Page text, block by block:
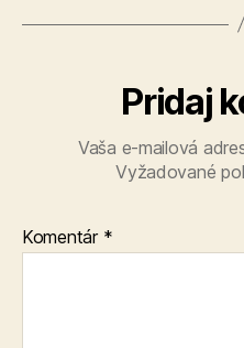
Pridaj
Vaša e-mailová
Vyžadované
Komentár *